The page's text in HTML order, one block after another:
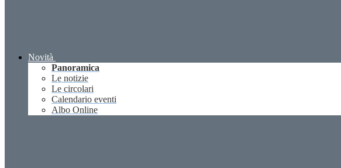
Novità
Panoramica
Le notizie
Le circolari
Calendario eventi
Albo Online